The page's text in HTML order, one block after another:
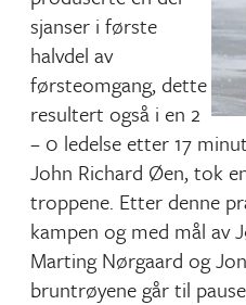
sjanser i første
halvdel av
førsteomgang, dette
resultert også i en 2
– 0 ledelse etter 17
John Richard Øen, tok
troppene. Etter denne
kampen og med mål av
Marting Nørgaard og
bruntrøyene går til